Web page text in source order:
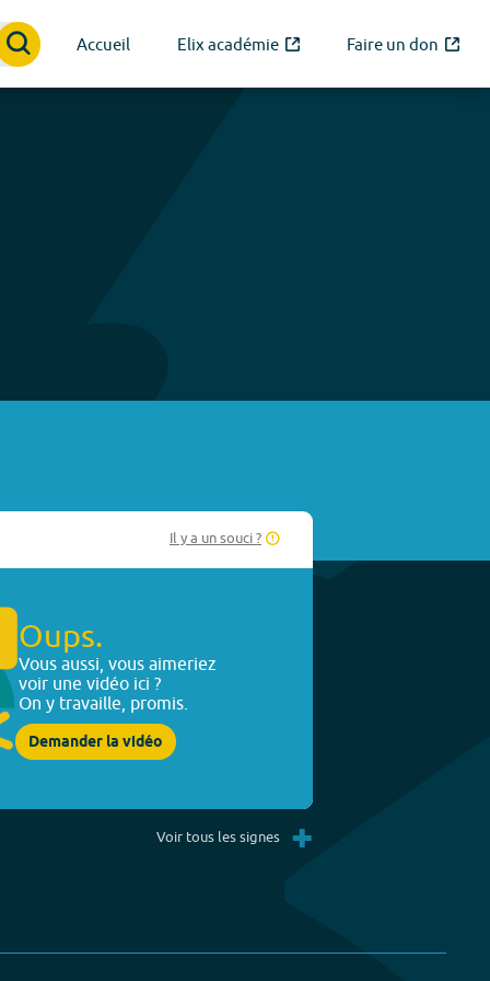
Accueil Elix académie Faire un don
Il y a un souci ?
Oups.
Vous aussi, vous aimeriez
voir une vidéo ici ?
On y travaille, promis.
Demander la vidéo
Voir tous les signes +